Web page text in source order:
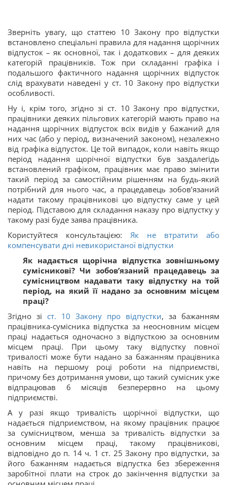
Зверніть увагу, що статтею 10 Закону про відпустки
встановлено спеціальні правила для надання щорічних
відпусток – як основної, так і додаткових – для деяких
категорій працівників. Тож при складанні графіка і
подальшого фактичного надання щорічних відпусток
слід врахувати наведені у ст. 10 Закону про відпустки
особливості.
Ну і, крім того, згідно зі ст. 10 Закону про відпустки,
працівники деяких пільгових категорій мають право на
надання щорічних відпусток всіх видів у бажаний для
них час (або у період, визначений законом), незалежно
від графіка відпусток. Це той випадок, коли навіть якщо
період надання щорічної відпустки був заздалегідь
встановлений графіком, працівник має право змінити
такий період за самостійним рішенням на будь-який
потрібний для нього час, а працедавець зобов’язаний
надати такому працівникові цю відпустку саме у цей
період. Підставою для складання наказу про відпустку у
такому разі буде заява працівника.
Користуйтеся консультацією: Як не втратити або
компенсувати дні невикористаної відпустки
Як надається щорічна відпустка зовнішньому
сумісникові? Чи зобов’язаний працедавець за
сумісництвом надавати таку відпустку на той
період, на який її надано за основним місцем
праці?
Згідно зі ст. 10 Закону про відпустки, за бажанням
працівника-сумісника відпустка за неосновним місцем
праці надається одночасно з відпусткою за основним
місцем праці. При цьому таку відпустку повної
тривалості може бути надано за бажанням працівника
навіть на першому році роботи на підприємстві,
причому без дотримання умови, що такий сумісник уже
відпрацював 6 місяців безперервно на цьому
підприємстві.
А у разі якщо тривалість щорічної відпустки, що
надається підприємством, на якому працівник працює
за сумісництвом, менша за тривалість відпустки за
основним місцем праці, такому працівникові,
відповідно до п. 14 ч. 1 ст. 25 Закону про відпустки, за
його бажанням надається відпустка без збереження
заробітної плати на строк до закінчення відпустки за